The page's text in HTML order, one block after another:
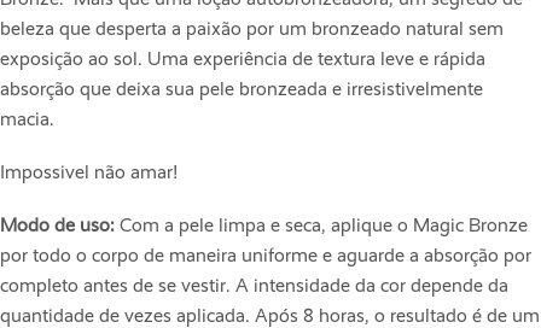
beleza que desperta a paixão por um bronzeado natural sem
exposição ao sol. Uma experiência de textura leve e rápida
absorção que deixa sua pele bronzeada e irresistivelmente
macia.
Impossivel não amar!
Modo de uso: Com a pele limpa e seca, aplique o Magic Bronze
por todo o corpo de maneira uniforme e aguarde a absorção por
completo antes de se vestir. A intensidade da cor depende da
quantidade de vezes aplicada. Após 8 horas, o resultado é de um